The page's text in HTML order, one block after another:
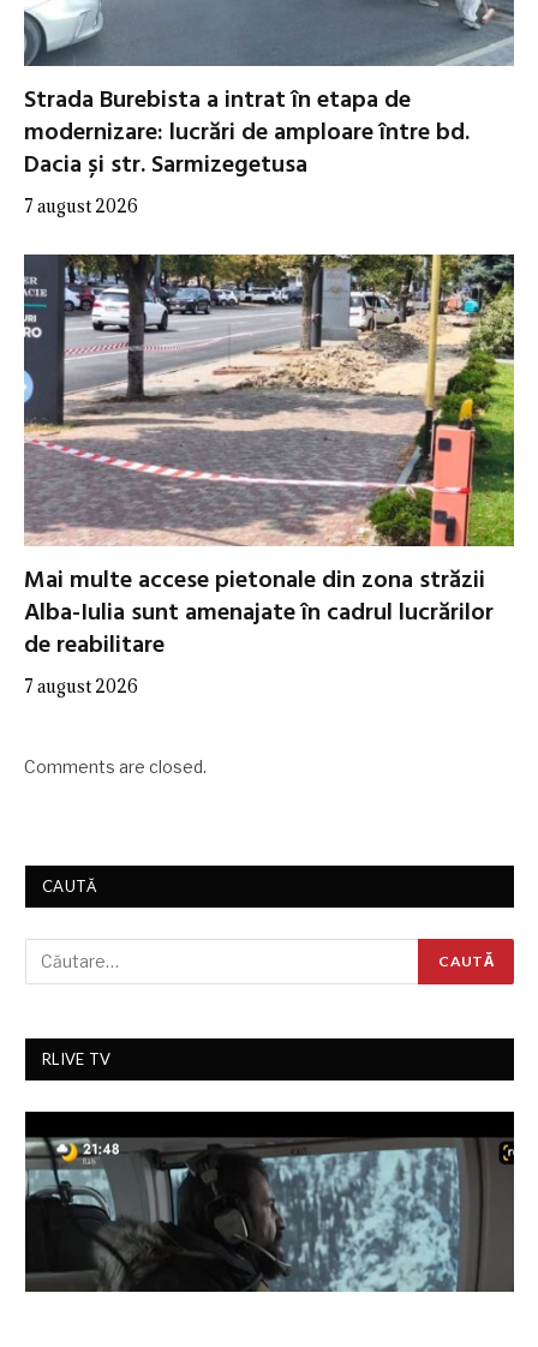
Strada Burebista a intrat în etapa de
modernizare: lucrări de amploare între bd.
Dacia și str. Sarmizegetusa
7 august 2026
Mai multe accese pietonale din zona străzii
Alba-Iulia sunt amenajate în cadrul lucrărilor
de reabilitare
7 august 2026
Comments are closed.
CAUTĂ
RLIVE TV